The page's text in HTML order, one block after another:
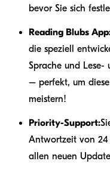
bevor Sie sich
Reading Blubs
die speziell
Sprache und Lese-
– perfekt, um
meistern!
Priority-Support:
Antwortzeit von 24
allen neuen